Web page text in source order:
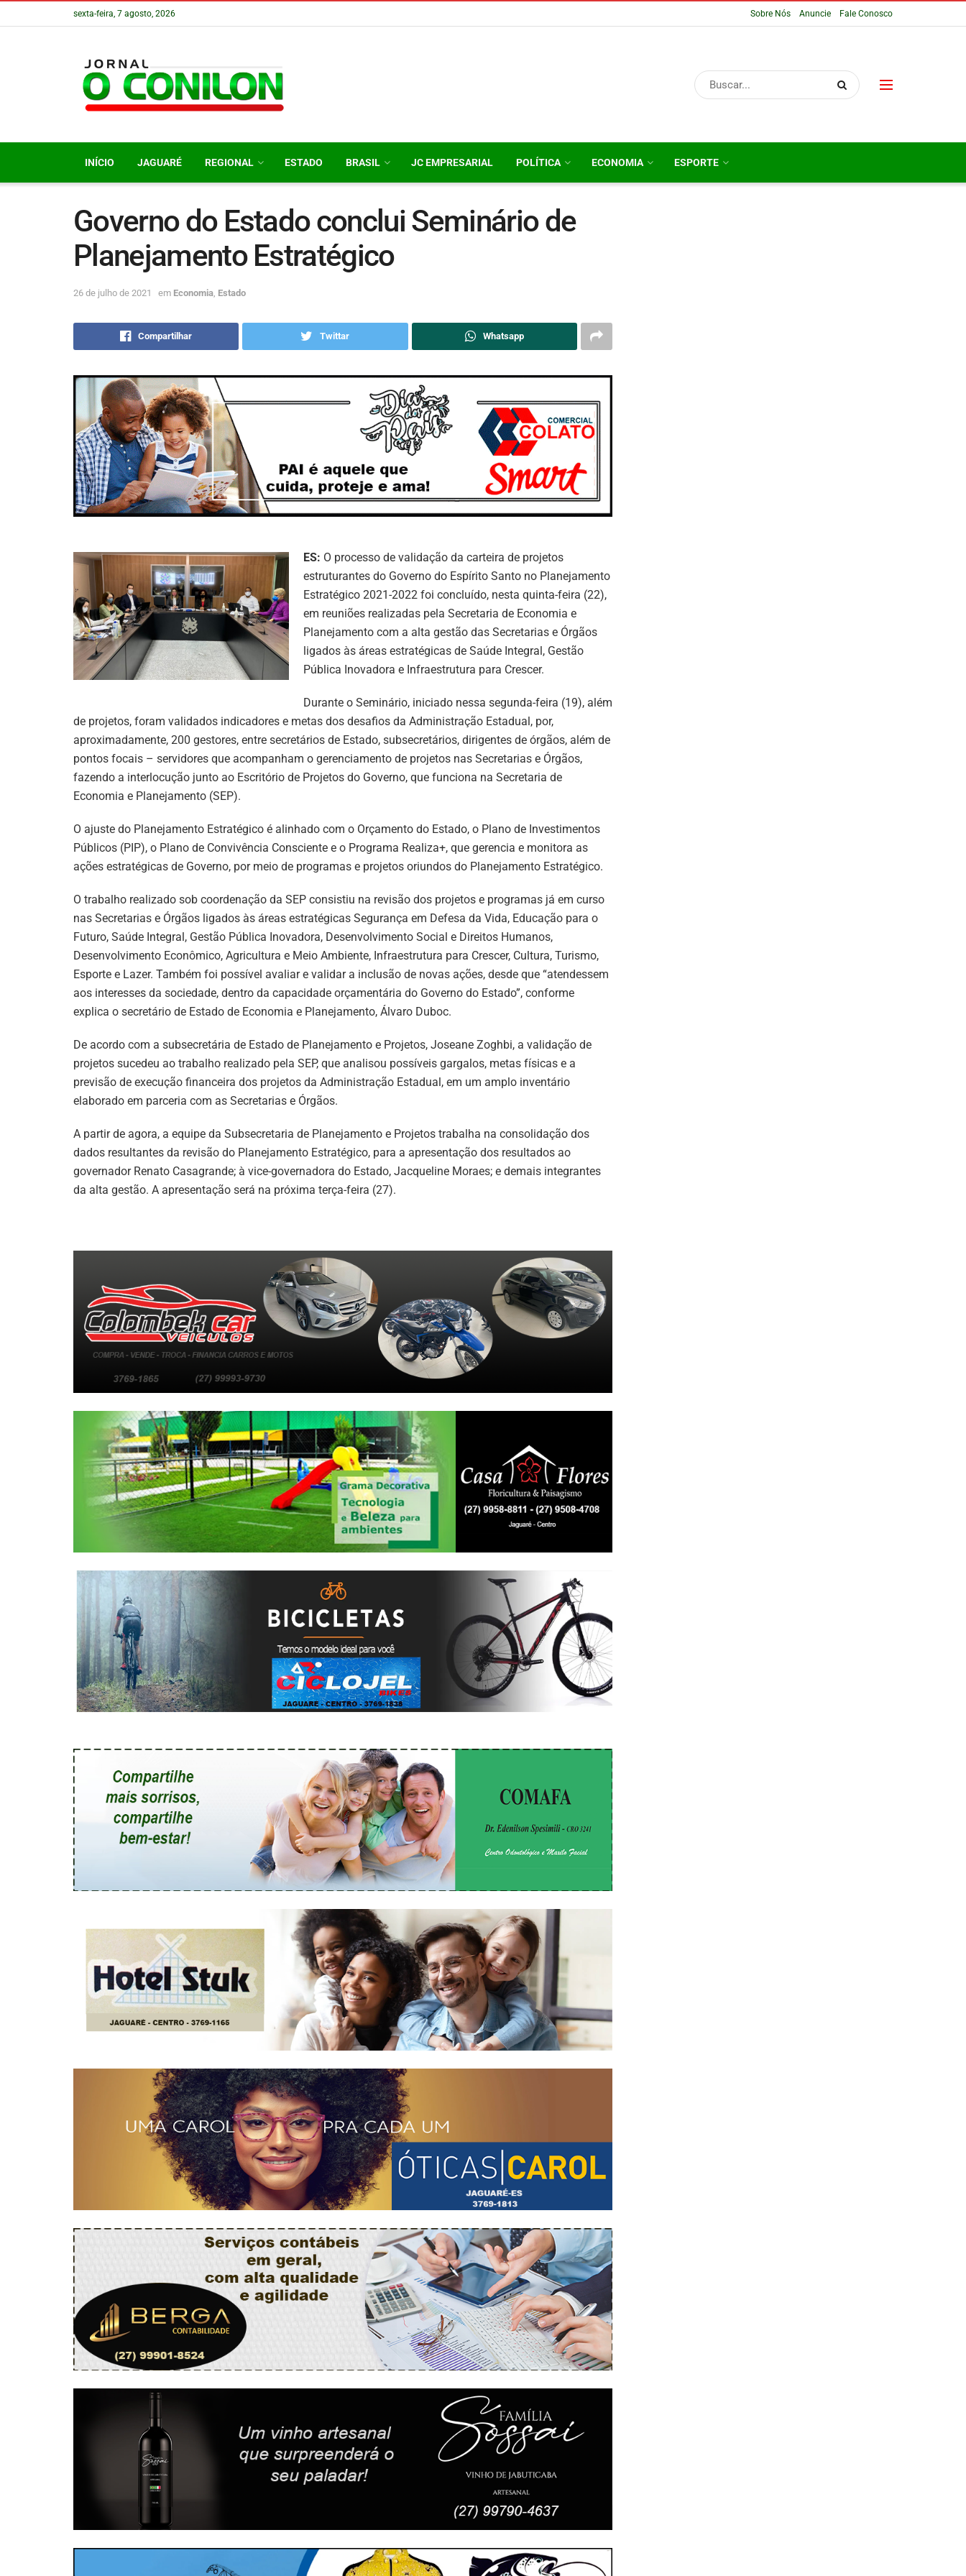
sexta-feira, 7 agosto, 2026 Sobre Nós Anuncie Fale Conosco
INÍCIO JAGUARÉ REGIONAL ESTADO BRASIL JC EMPRESARIAL POLÍTICA ECONOMIA ESPORTE
Governo do Estado conclui Seminário de
Planejamento Estratégico
26 de julho de 2021 em Economia Estado
Compartilhar Twittar Whatsapp
ES: O processo de validação da carteira de projetos
estruturantes do Governo do Espírito Santo no Planejamento
Estratégico 2021-2022 foi concluído, nesta quinta-feira (22),
em reuniões realizadas pela Secretaria de Economia e
Planejamento com a alta gestão das Secretarias e Órgãos
ligados às áreas estratégicas de Saúde Integral, Gestão
Pública Inovadora e Infraestrutura para Crescer.
Durante o Seminário, iniciado nessa segunda-feira (19), além
de projetos, foram validados indicadores e metas dos desafios da Administração Estadual, por,
aproximadamente, 200 gestores, entre secretários de Estado, subsecretários, dirigentes de órgãos, além de
pontos focais – servidores que acompanham o gerenciamento de projetos nas Secretarias e Órgãos,
fazendo a interlocução junto ao Escritório de Projetos do Governo, que funciona na Secretaria de
Economia e Planejamento (SEP).
O ajuste do Planejamento Estratégico é alinhado com o Orçamento do Estado, o Plano de Investimentos
Públicos (PIP), o Plano de Convivência Consciente e o Programa Realiza+, que gerencia e monitora as
ações estratégicas de Governo, por meio de programas e projetos oriundos do Planejamento Estratégico.
O trabalho realizado sob coordenação da SEP consistiu na revisão dos projetos e programas já em curso
nas Secretarias e Órgãos ligados às áreas estratégicas Segurança em Defesa da Vida, Educação para o
Futuro, Saúde Integral, Gestão Pública Inovadora, Desenvolvimento Social e Direitos Humanos,
Desenvolvimento Econômico, Agricultura e Meio Ambiente, Infraestrutura para Crescer, Cultura, Turismo,
Esporte e Lazer. Também foi possível avaliar e validar a inclusão de novas ações, desde que “atendessem
aos interesses da sociedade, dentro da capacidade orçamentária do Governo do Estado”, conforme
explica o secretário de Estado de Economia e Planejamento, Álvaro Duboc.
De acordo com a subsecretária de Estado de Planejamento e Projetos, Joseane Zoghbi, a validação de
projetos sucedeu ao trabalho realizado pela SEP, que analisou possíveis gargalos, metas físicas e a
previsão de execução financeira dos projetos da Administração Estadual, em um amplo inventário
elaborado em parceria com as Secretarias e Órgãos.
A partir de agora, a equipe da Subsecretaria de Planejamento e Projetos trabalha na consolidação dos
dados resultantes da revisão do Planejamento Estratégico, para a apresentação dos resultados ao
governador Renato Casagrande; à vice-governadora do Estado, Jacqueline Moraes; e demais integrantes
da alta gestão. A apresentação será na próxima terça-feira (27).